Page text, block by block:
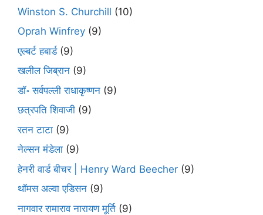
Winston S. Churchill (10)
Oprah Winfrey (9)
एल्बर्ट हबार्ड(9)
खलील जिब्रान (9)
डॉ॰ सर्वपल्ली राधाकृष्णन (9)
छत्रपति शिवाजी (9)
रतन टाटा (9)
नेल्सन मंडेला (9)
हेनरी वार्ड बीचर | Henry Ward Beecher (9)
थॉमस अल्वा एडिसन (9)
नागवार रामाराव नारायण मूर्ति (9)